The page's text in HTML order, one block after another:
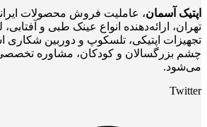
اپتیک آسمان، عاملیت فروش محصولات
تهران، ارائه‌دهنده انواع عینک طبی و
تجهیزات اپتیکی، تلسکوپ و دوربین
چشم بزرگسالان و کودکان، مشاوره
می‌شود.
Twitter